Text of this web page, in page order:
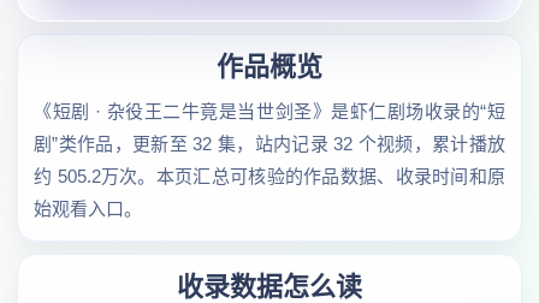
作品概览
《短剧 · 杂役王二牛竟是当世剑圣》是虾仁剧场收录的“短
剧”类作品，更新至 32 集，站内记录 32 个视频，累计播放
约 505.2万次。本页汇总可核验的作品数据、收录时间和原
始观看入口。
收录数据怎么读